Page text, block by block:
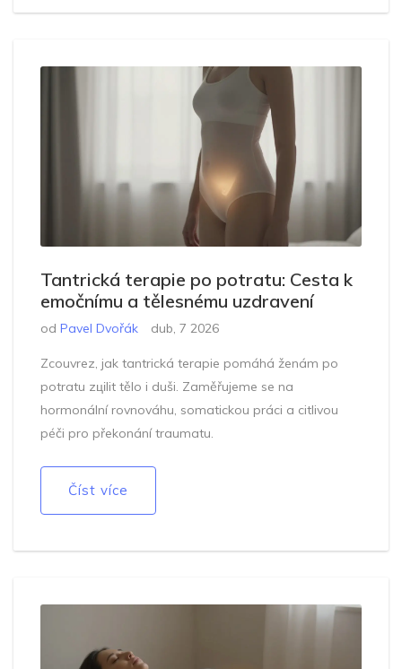
Tantrická terapie po potratu: Cesta k
emočnímu a tělesnému uzdravení
od Pavel Dvořák dub, 7 2026
Zcouvrez, jak tantrická terapie pomáhá ženám po
potratu zціlit tělo i duši. Zaměřujeme se na
hormonální rovnováhu, somatickou práci a citlivou
péči pro překonání traumatu.
Číst více